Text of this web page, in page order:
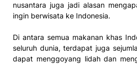
nusantara juga jadi alasan
ingin berwisata ke Indonesia.
Di antara semua makanan khas
seluruh dunia, terdapat juga
dapat menggoyang lidah dan